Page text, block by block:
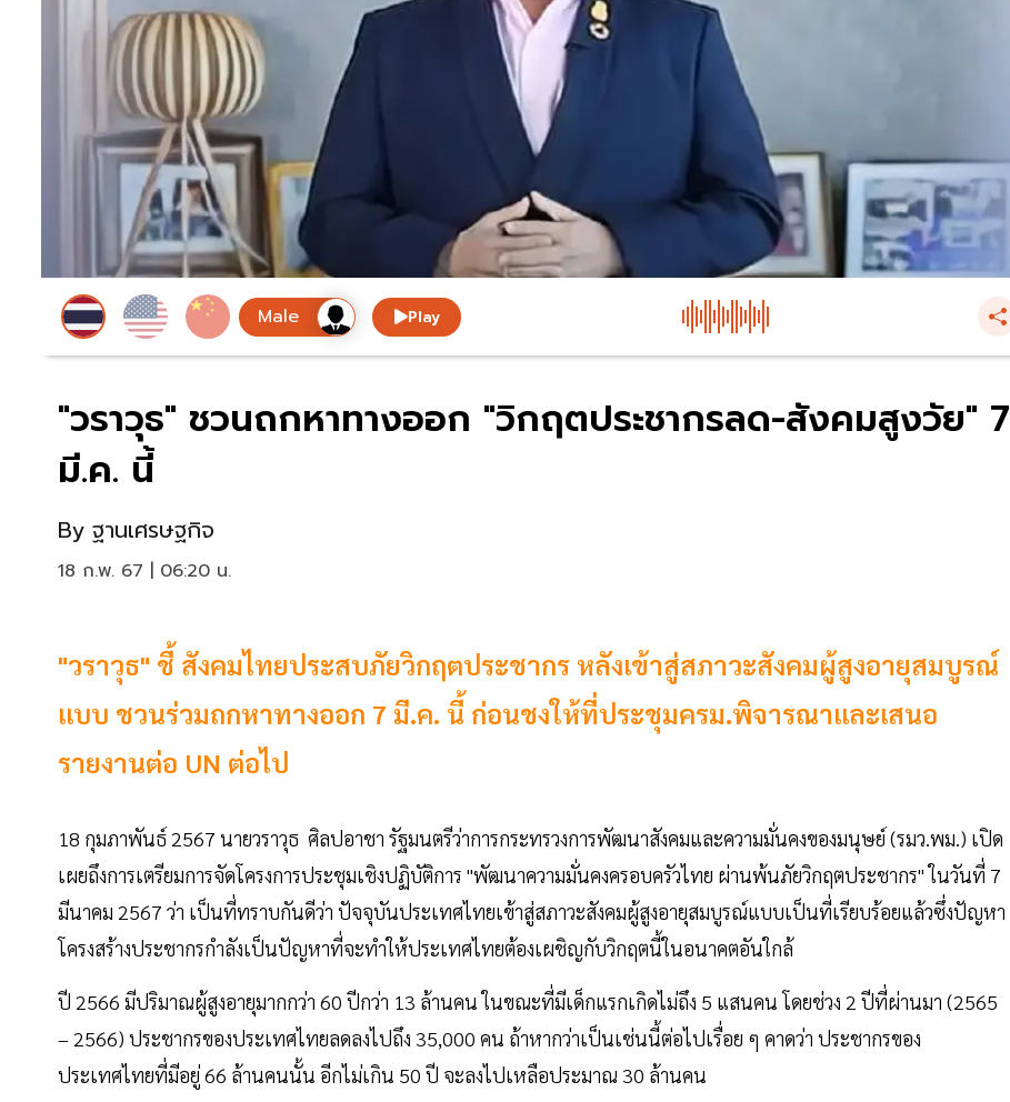
Play
"วราวุธ" ชวนถกหาทางออก "วิกฤตประชากรลด-สังคมสูงวัย" 7
มี.ค. นี้
By ฐานเศรษฐกิจ
18 ก.พ. 67 | 06:20 น.
"วราวุธ" ชี้ สังคมไทยประสบภัยวิกฤตประชากร หลังเข้าสู่สภาวะสังคมผู้สูงอายุสมบูรณ์
แบบ ชวนร่วมถกหาทางออก 7 มี.ค. นี้ ก่อนชงให้ที่ประชุมครม.พิจารณาและเสนอ
รายงานต่อ UN ต่อไป
18 กุมภาพันธ์ 2567 นายวราวุธ ศิลปอาชา รัฐมนตรีว่าการกระทรวงการพัฒนาสังคมและความมั่นคงของมนุษย์ (รมว.พม.) เปิด
เผยถึงการเตรียมการจัดโครงการประชุมเชิงปฏิบัติการ "พัฒนาความมั่นคงครอบครัวไทย ผ่านพ้นภัยวิกฤตประชากร" ในวันที่ 7
มีนาคม 2567 ว่า เป็นที่ทราบกันดีว่า ปัจจุบันประเทศไทยเข้าสู่สภาวะสังคมผู้สูงอายุสมบูรณ์แบบเป็นที่เรียบร้อยแล้วซึ่งปัญหา
โครงสร้างประชากรกำลังเป็นปัญหาที่จะทำให้ประเทศไทยต้องเผชิญกับวิกฤตนี้ในอนาคตอันใกล้
ปี 2566 มีปริมาณผู้สูงอายุมากกว่า 60 ปีกว่า 13 ล้านคน ในขณะที่มีเด็กแรกเกิดไม่ถึง 5 แสนคน โดยช่วง 2 ปีที่ผ่านมา (2565
– 2566) ประชากรของประเทศไทยลดลงไปถึง 35,000 คน ถ้าหากว่าเป็นเช่นนี้ต่อไปเรื่อย ๆ คาดว่า ประชากรของ
ประเทศไทยที่มีอยู่ 66 ล้านคนนั้น อีกไม่เกิน 50 ปี จะลงไปเหลือประมาณ 30 ล้านคน